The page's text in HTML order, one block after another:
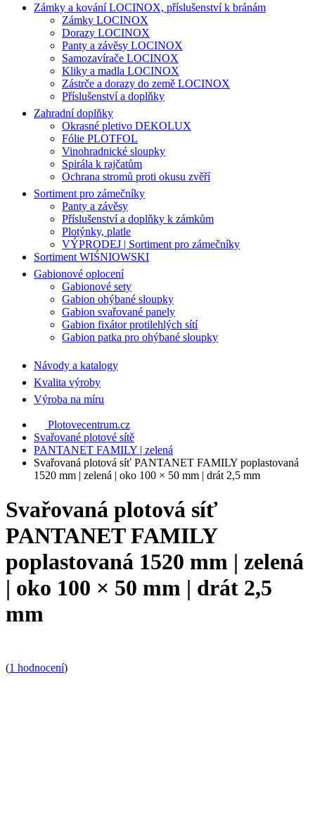
Zámky a kování LOCINOX, příslušenství k bránám
Zámky LOCINOX
Dorazy LOCINOX
Panty a závěsy LOCINOX
Samozavírače LOCINOX
Kliky a madla LOCINOX
Zástrče a dorazy do země LOCINOX
Příslušenství a doplňky
Zahradní doplňky
Okrasné pletivo DEKOLUX
Fólie PLOTFOL
Vinohradnické sloupky
Spirála k rajčatům
Ochrana stromů proti okusu zvěří
Sortiment pro zámečníky
Panty a závěsy
Příslušenství a doplňky k zámkům
Plotýnky, platle
VÝPRODEJ | Sortiment pro zámečníky
Sortiment WIŚNIOWSKI
Gabionové oplocení
Gabionové sety
Gabion ohýbané sloupky
Gabion svařované panely
Gabion fixátor protilehlých sítí
Gabion patka pro ohýbané sloupky
Návody a katalogy
Kvalita výroby
Výroba na míru
Plotovecentrum.cz
Svařované plotové sítě
PANTANET FAMILY | zelená
Svařovaná plotová síť PANTANET FAMILY poplastovaná
1520 mm | zelená | oko 100 × 50 mm | drát 2,5 mm
Svařovaná plotová síť
PANTANET FAMILY
poplastovaná 1520 mm | zelená
| oko 100 × 50 mm | drát 2,5
mm
(1 hodnocení)